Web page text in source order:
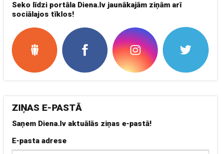
Seko līdzi portāla Diena.lv jaunākajām ziņām arī
sociālajos tīklos!
ZIŅAS E-PASTĀ
Saņem Diena.lv aktuālās ziņas e-pastā!
E-pasta adrese